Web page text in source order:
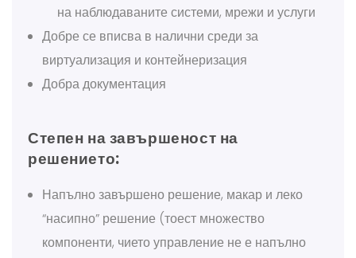
на наблюдаваните системи, мрежи и услуги
Добре се вписва в налични среди за
виртуализация и контейнеризация
Добра документация
Степен на завършеност на
решението:
Напълно завършено решение, макар и леко
“насипно” решение (тоест множество
компоненти, чието управление не е напълно